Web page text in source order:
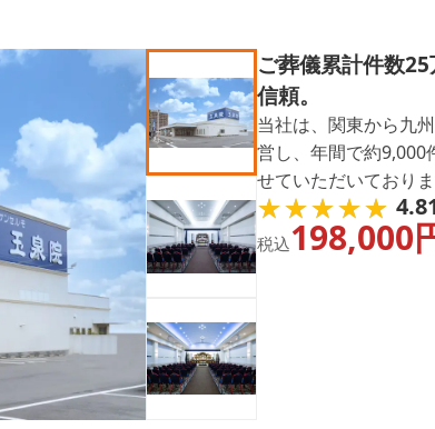
ご葬儀累計件数
信頼。
当社は、関東から九
営し、年間で約9,000
せていただいており
した経験豊富なスタ
お葬儀をお手伝いし
★★★★★
★★★★★
税込198,000